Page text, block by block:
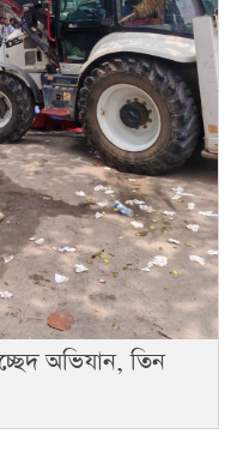
অভিযান, তিন